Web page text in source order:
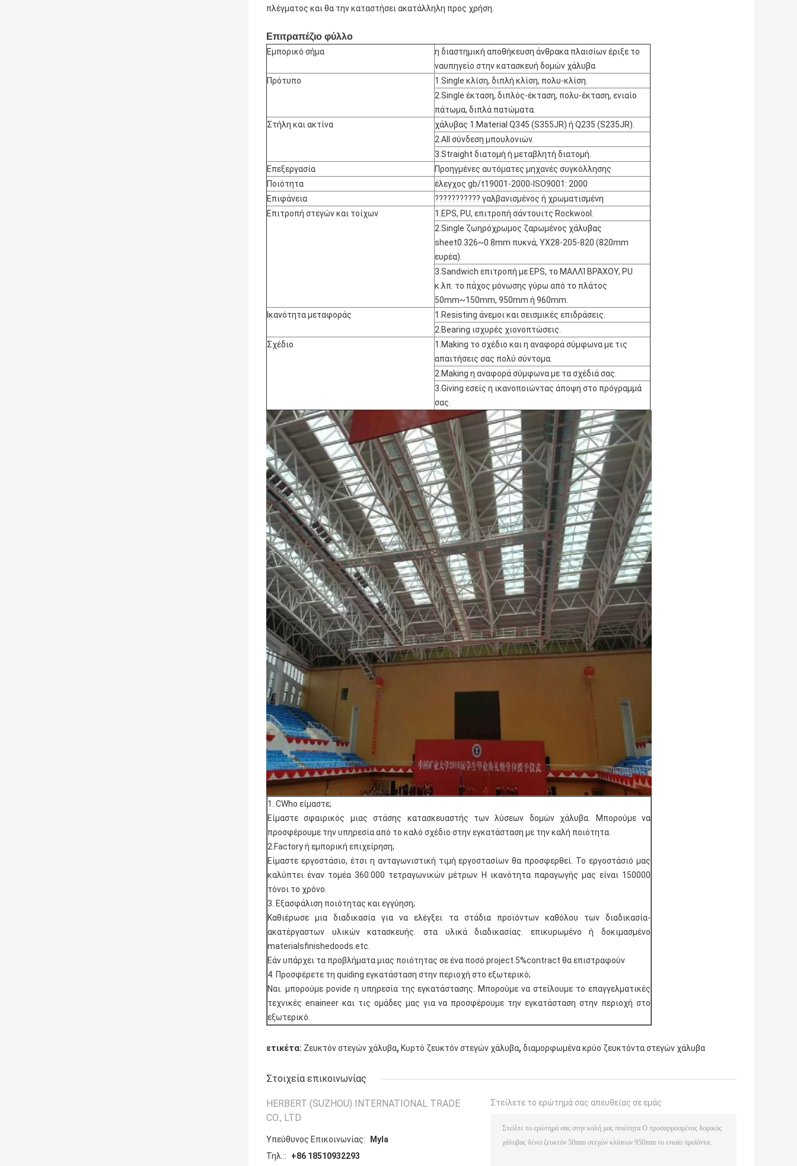
πλέγματος και θα την καταστήσει ακατάλληλη προς χρήση.
Επιτραπέζιο φύλλο
Εμπορικό σήμα
η διαστημική αποθήκευση άνθρακα πλαισίων έριξε το
ναυπηγείο στην κατασκευή δομών χάλυβα
Πρότυπο
1.Single κλίση, διπλή κλίση, πολυ-κλίση.
2.Single έκταση, διπλός-έκταση, πολυ-έκταση, ενιαίο
πάτωμα, διπλά πατώματα.
Στήλη και ακτίνα
χάλυβας 1.Material Q345 (S355JR) ή Q235 (S235JR).
2.All σύνδεση μπουλονιών.
3.Straight διατομή ή μεταβλητή διατομή.
Επεξεργασία
Προηγμένες αυτόματες μηχανές συγκόλλησης
Ποιότητα
έλεγχος gb/t19001-2000-ISO9001: 2000
Επιφάνεια
??????????? γαλβανισμένος ή χρωματισμένη
Επιτροπή στεγών και τοίχων
1.EPS, PU, επιτροπή σάντουιτς Rockwool.
2.Single ζωηρόχρωμος ζαρωμένος χάλυβας
sheet0.326~0.8mm πυκνά, YX28-205-820 (820mm
ευρέα).
3.Sandwich επιτροπή με EPS, το ΜΑΛΛΊ ΒΡΆΧΟΥ, PU
κ.λπ. το πάχος μόνωσης γύρω από το πλάτος
50mm~150mm, 950mm ή 960mm.
Ικανότητα μεταφοράς
1.Resisting άνεμοι και σεισμικές επιδράσεις.
2.Bearing ισχυρές χιονοπτώσεις.
Σχέδιο
1.Making το σχέδιο και η αναφορά σύμφωνα με τις
απαιτήσεις σας πολύ σύντομα.
2.Making η αναφορά σύμφωνα με τα σχέδιά σας.
3.Giving εσείς η ικανοποιώντας άποψη στο πρόγραμμά
σας.
1. CWho είμαστε;
Είμαστε σφαιρικός μιας στάσης κατασκευαστής των λύσεων δομών χάλυβα. Μπορούμε να
προσφέρουμε την υπηρεσία από το καλό σχέδιο στην εγκατάσταση με την καλή ποιότητα.
2.Factory ή εμπορική επιχείρηση;
Είμαστε εργοστάσιο, έτσι η ανταγωνιστική τιμή εργοστασίων θα προσφερθεί. Το εργοστάσιό μας
καλύπτει έναν τομέα 360.000 τετραγωνικών μέτρων. Η ικανότητα παραγωγής μας είναι 150000
τόνοι το χρόνο.
3. Εξασφάλιση ποιότητας και εγγύηση;
Καθιέρωσε μια διαδικασία για να ελέγξει τα στάδια προϊόντων καθόλου των διαδικασία-
ακατέργαστων υλικών κατασκευής. στα υλικά διαδικασίας. επικυρωμένο ή δοκιμασμένο
materialsfinishedoods.etc.
Εάν υπάρχει τα προβλήματα μιας ποιότητας σε ένα ποσό project.5%contract θα επιστραφούν
4. Προσφέρετε τη quiding εγκατάσταση στην περιοχή στο εξωτερικό;
Ναι. μπορούμε povide η υπηρεσία της εγκατάστασης. Μπορούμε να στείλουμε το επαγγελματικές
τεχνικές enaineer και τις ομάδες μας για να προσφέρουμε την εγκατάσταση στην περιοχή στο
εξωτερικό.
ετικέτα: Ζευκτόν στεγών χάλυβα, Κυρτό ζευκτόν στεγών χάλυβα, διαμορφωμένα κρύο ζευκτόντα στεγών χάλυβα
Στοιχεία επικοινωνίας
HERBERT (SUZHOU) INTERNATIONAL TRADE
CO., LTD
Υπεύθυνος Επικοινωνίας:
Myla
Τηλ.::
+86 18510932293
Στείλετε το ερώτημά σας απευθείας σε εμάς